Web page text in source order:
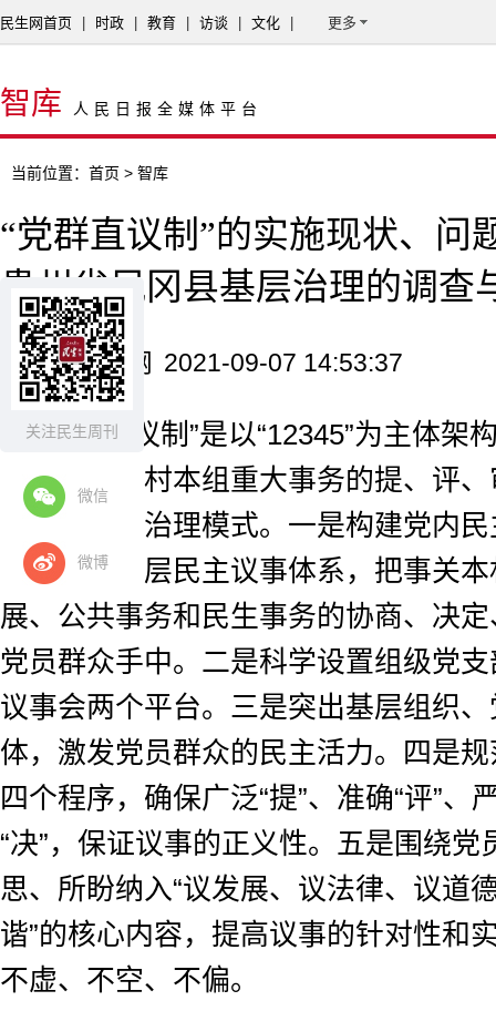
关注民生周刊
微信
微博
民生网首页 时政 教育 访谈 文化 更多
智库 人民日报全媒体平台
当前位置： 首页 > 智库
“党群直议制”的实施现状、
贵州省凤冈县基层治理的调查
来源：民生网 2021-09-07 14:53:37
“党群直议制”是以“12345”为主体架
直接参与本村本组重大事务的提、评
的基层民主治理模式。一是构建党内
融互促的基层民主议事体系，把事关
展、公共事务和民生事务的协商、决
党员群众手中。二是科学设置组级党
议事会两个平台。三是突出基层组织
体，激发党员群众的民主活力。四是
四个程序，确保广泛“提”、准确“评”、
“决”，保证议事的正义性。五是围绕党
思、所盼纳入“议发展、议法律、议道
谐”的核心内容，提高议事的针对性和
不虚、不空、不偏。